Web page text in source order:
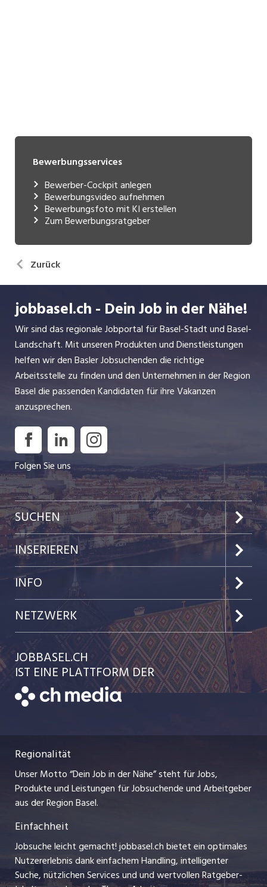
Bewerbungsservices
Bewerber-Cockpit anlegen
Bewerbungsvideo aufnehmen
Bewerbungsfoto mit KI erstellen
Zum Bewerbungsratgeber
Zurück
jobbasel.ch - Dein Job in der Nähe!
Wir sind das regionale Jobportal für Basel-Stadt und Basel-
Landschaft. Mit unseren Produkten und Dienstleistungen
helfen wir den Basler Jobsuchenden die richtige
Arbeitsstelle zu finden und den Unternehmen in der Region
Basel die passenden Kandidaten für ihre Vakanzen
anzusprechen.
Folgen Sie uns
SUCHEN
Jobs im Kanton Basel-Stadt
Jobs im Kanton Baselland
Jobs in der Stadt Basel
Jobs in der Stadt Liestal
Festanstellungen
Temporäre Jobs
Lehrstellen
Ferienjobs
Management / Kader-Jobs
Arbeitgeber
INSERIEREN
Preise & Leistungen
Kundenlogin
Einzelinserat disponieren
Schnittstelle
INFO
Team
AGB
Datenschutzerklärung
Impressum
Stellenmeldepflicht
Bewerber-Cockpit
NETZWERK
jobbern.ch
zentraljob.ch
myjob.ch
jobzüri.ch
ajourjob.ch
bzbasel.ch
JOBBASEL.CH
IST EINE PLATTFORM DER
Regionalität
Unser Motto “Dein Job in der Nähe” steht für Jobs,
Produkte und Leistungen für Jobsuchende und Arbeitgeber
aus der Region Basel.
Einfachheit
Jobsuche leicht gemacht! jobbasel.ch bietet ein optimales
Nutzererlebnis dank einfachem Handling, intelligenter
Suche, nützlichen Services und und wertvollen Ratgeber-